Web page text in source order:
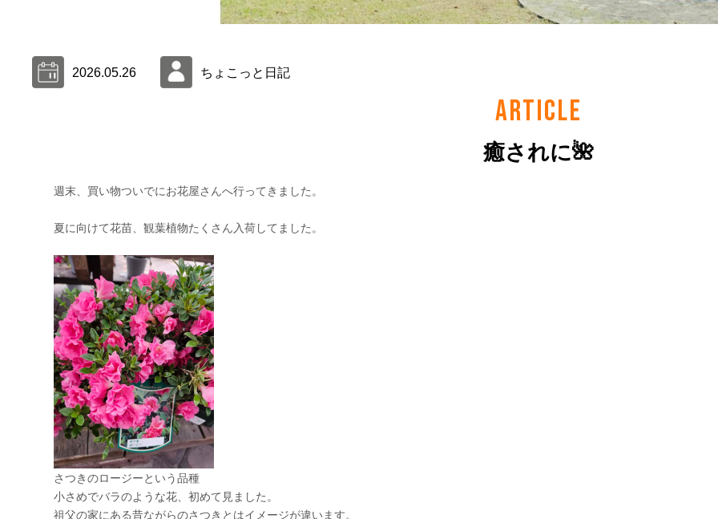
2026.05.26 ちょこっと日記
ARTICLE
癒されに🌺